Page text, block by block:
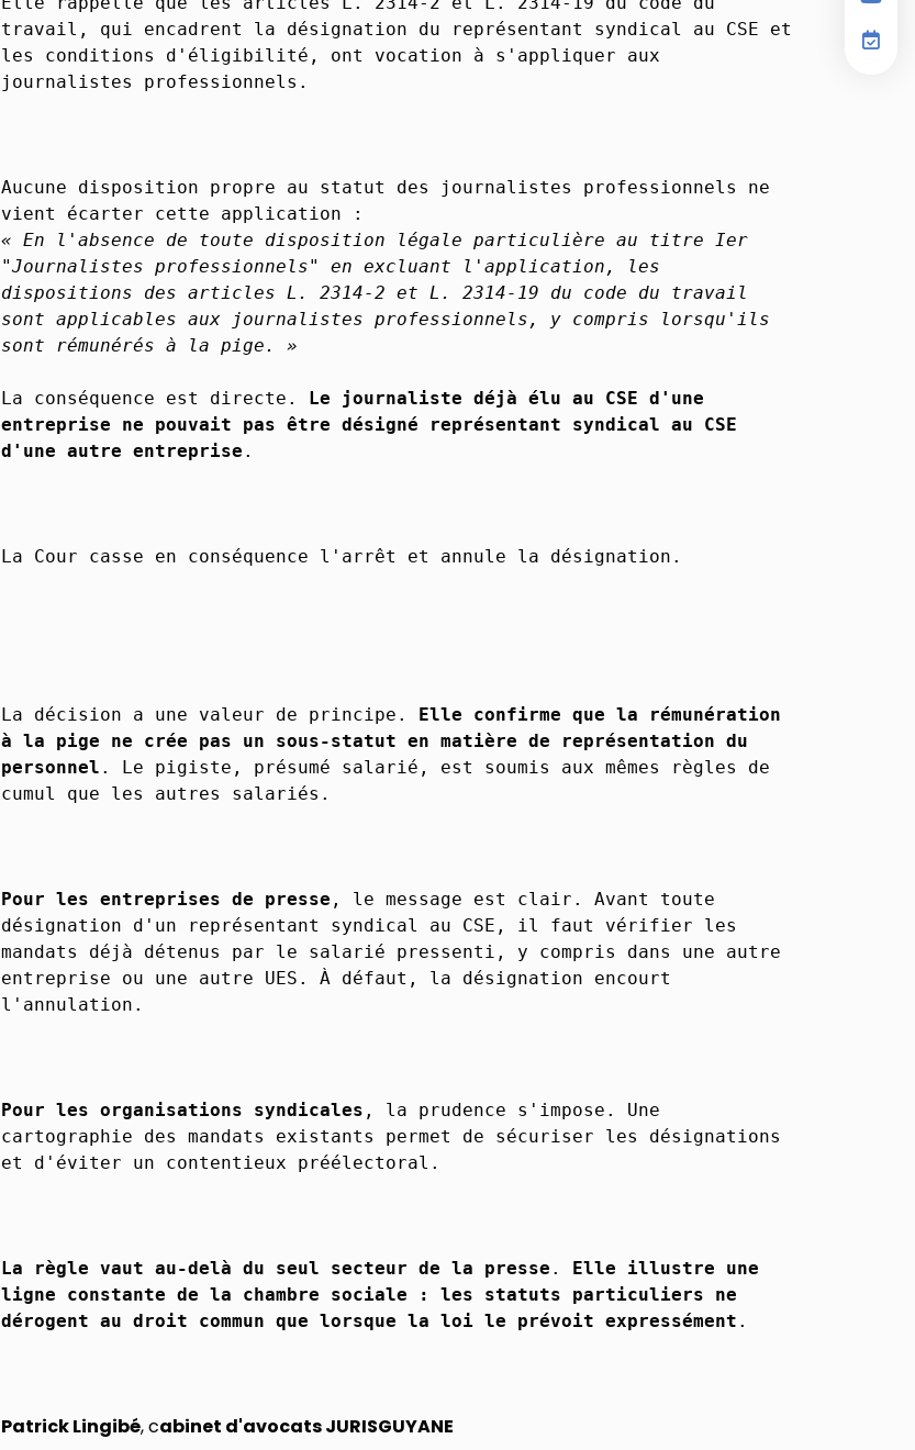
travail, qui encadrent la désignation du représentant syndical au CSE et
les conditions d'éligibilité, ont vocation à s'appliquer aux
journalistes professionnels.
Aucune disposition propre au statut des journalistes professionnels ne
vient écarter cette application :
« En l'absence de toute disposition légale particulière au titre Ier
"Journalistes professionnels" en excluant l'application, les
dispositions des articles L. 2314-2 et L. 2314-19 du code du travail
sont applicables aux journalistes professionnels, y compris lorsqu'ils
sont rémunérés à la pige. »
La conséquence est directe. Le journaliste déjà élu au CSE d'une
entreprise ne pouvait pas être désigné représentant syndical au CSE
d'une autre entreprise .
La Cour casse en conséquence l'arrêt et annule la désignation.
La décision a une valeur de principe. Elle confirme que la rémunération
à la pige ne crée pas un sous-statut en matière de représentation du
personnel . Le pigiste, présumé salarié, est soumis aux mêmes règles de
cumul que les autres salariés.
Pour les entreprises de presse , le message est clair. Avant toute
désignation d'un représentant syndical au CSE, il faut vérifier les
mandats déjà détenus par le salarié pressenti, y compris dans une autre
entreprise ou une autre UES. À défaut, la désignation encourt
l'annulation.
Pour les organisations syndicales , la prudence s'impose. Une
cartographie des mandats existants permet de sécuriser les désignations
et d'éviter un contentieux préélectoral.
La règle vaut au-delà du seul secteur de la presse . Elle illustre une
ligne constante de la chambre sociale : les statuts particuliers ne
dérogent au droit commun que lorsque la loi le prévoit expressément .
Patrick Lingibé, cabinet d'avocats JURISGUYANE